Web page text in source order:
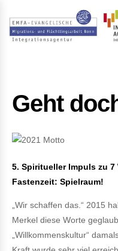
Geht
5. Spiritueller Impuls zu
Fastenzeit: Spielraum!
„Wir schaffen das.“ 2015
Merkel diese Worte
„Willkommenskultur“